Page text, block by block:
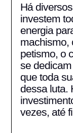
Há
investem
energia
machismo,
petismo, o
se
que toda
dessa luta.
vezes, até